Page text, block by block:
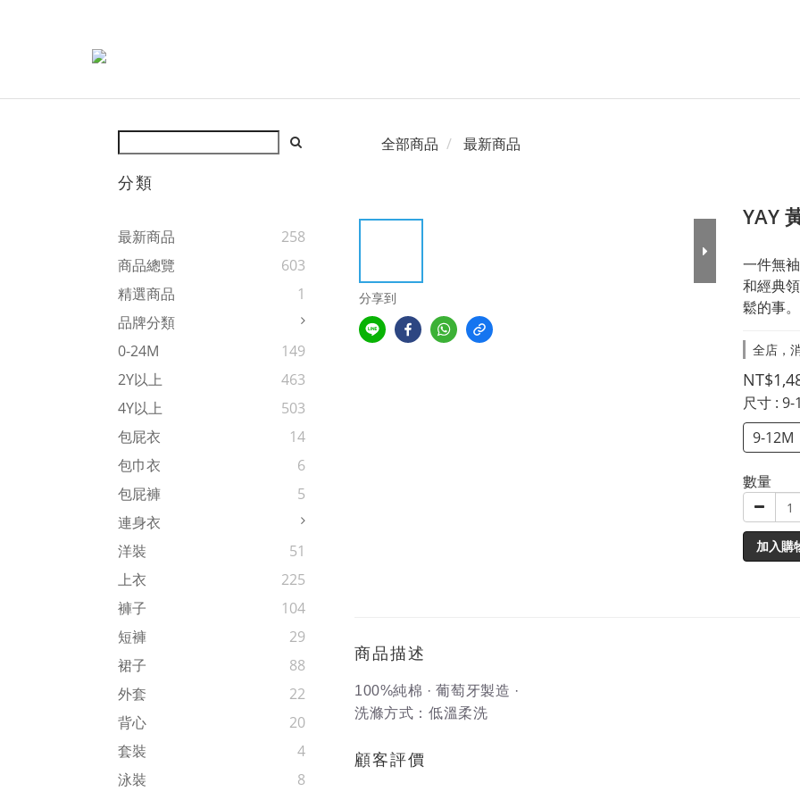
分類
最新商品
258
商品總覽
603
精選商品
1
品牌分類
0-24M
149
2Y以上
463
4Y以上
503
包屁衣
14
包巾衣
6
包屁褲
5
連身衣
洋裝
51
上衣
225
褲子
104
短褲
29
裙子
88
外套
22
背心
20
套裝
4
泳裝
8
全部商品 最新商品
分享到
YAY
一件無
和經典
鬆的事。
全店，
尺寸 : 9-
9-12M
數量
加入購
商品描述
100%純棉 · 葡萄牙製造 ·
洗滌方式：低溫柔洗
顧客評價